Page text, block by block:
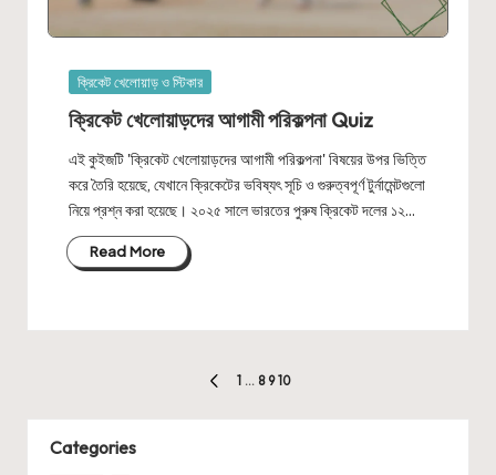
Posted
ক্রিকেট খেলোয়াড় ও স্টিকার
ক্রিকেট খেলোয়াড়দের আগামী পরিকল্পনা Quiz
এই কুইজটি 'ক্রিকেট খেলোয়াড়দের আগামী পরিকল্পনা' বিষয়ের উপর ভিত্তি
করে তৈরি হয়েছে, যেখানে ক্রিকেটের ভবিষ্যৎ সূচি ও গুরুত্বপূর্ণ টুর্নামেন্টগুলো
নিয়ে প্রশ্ন করা হয়েছে। ২০২৫ সালে ভারতের পুরুষ ক্রিকেট দলের ১২…
Read More
pagination
PREVIOUS
1 … 8 9 10
Categories